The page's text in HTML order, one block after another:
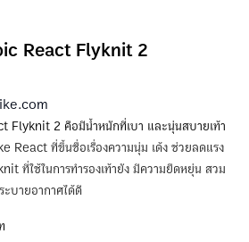
React Flyknit 2
Flyknit 2 คือมีน้ำหนักที่เบา และนุ่นสบายเท้า
React ที่ขึ้นชื่อเรื่องความนุ่ม เด้ง ช่วยลดแรง
ที่ใช้ในการทำรองเท้ายัง มีความยืดหยุ่น สวม
ะบายอากาศได้ดี